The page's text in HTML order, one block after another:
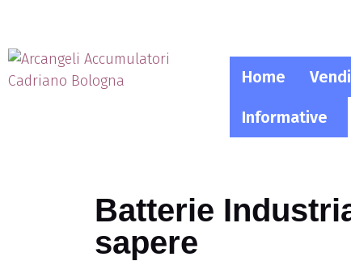
Home
Informative
Batterie
sapere